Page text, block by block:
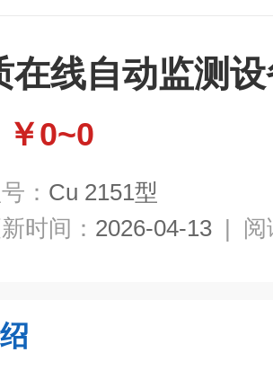
在线自动监测
￥0~0
： Cu 2151型
时间： 2026-04-13 | 阅